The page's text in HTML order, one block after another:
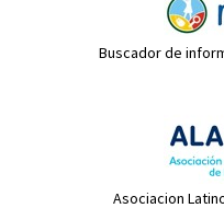
Buscador de
Asociacion